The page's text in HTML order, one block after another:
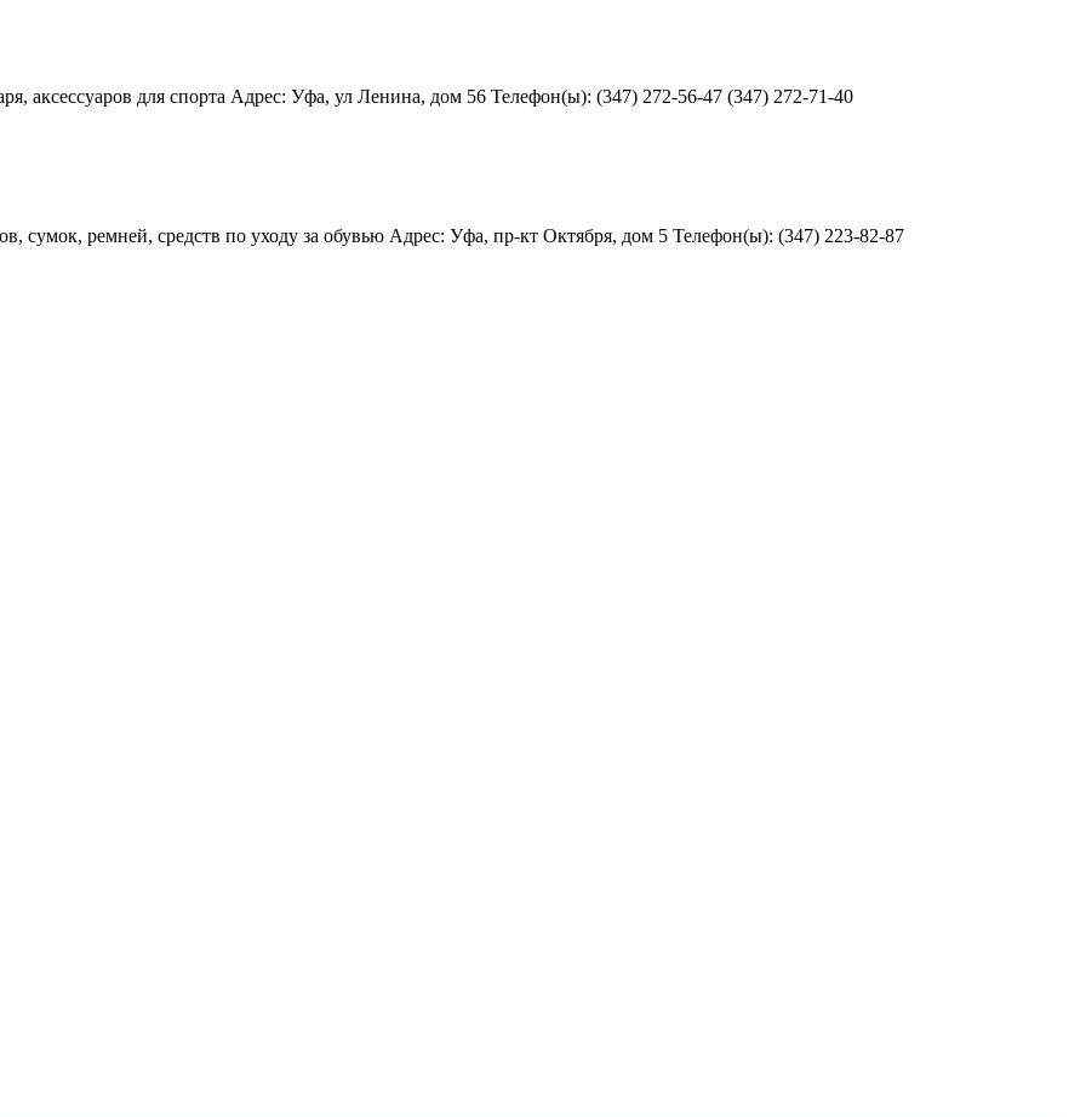
аксессуаров для спорта Адрес: Уфа, ул Ленина, дом 56 Телефон(ы): (347) 272-56-47 (347) 272-71-40
сумок, ремней, средств по уходу за обувью Адрес: Уфа, пр-кт Октября, дом 5 Телефон(ы): (347) 223-82-87